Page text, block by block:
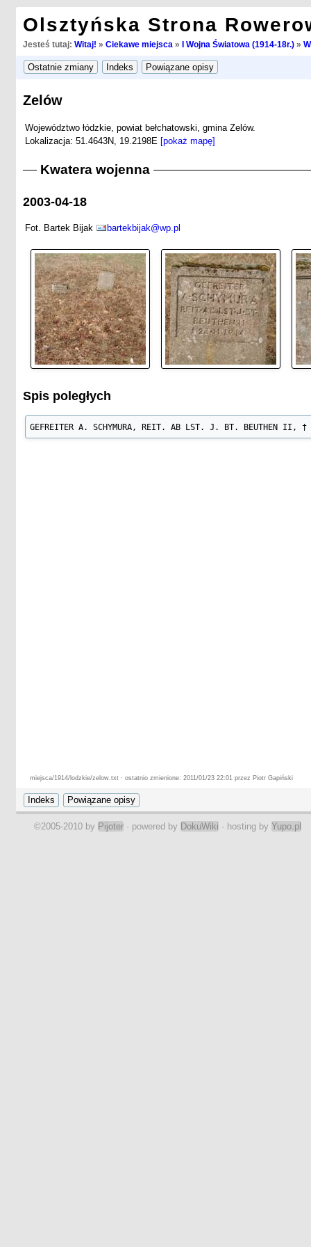
Olsztyńska Strona
Jesteś tutaj: Witaj! » Ciekawe miejsca » I Wojna Światowa (1914-18r.)»
Zelów
Województwo łódzkie, powiat bełchatowski, gmina Zelów.
Lokalizacja: 51.4643N, 19.2198E [pokaż mapę]
Kwatera wojenna
2003-04-18
Fot. Bartek Bijak bartekbijak@wp.pl
Spis poległych
GEFREITER A. SCHYMURA, REIT. AB LST. J. BT. BEUTHEN II,
miejsca/1914/lodzkie/zelow.txt · ostatnio zmienione: 2011/01/23 22:01 przez Piotr Gapiński
©2005-2010 by Pijoter · powered by DokuWiki · hosting by Yupo.pl